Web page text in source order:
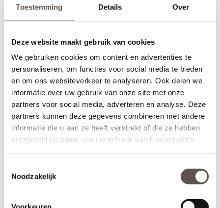
Toestemming Details Over
Deze website maakt gebruik van cookies
We gebruiken cookies om content en advertenties te
personaliseren, om functies voor social media te bieden
en om ons websiteverkeer te analyseren. Ook delen we
informatie over uw gebruik van onze site met onze
partners voor social media, adverteren en analyse. Deze
partners kunnen deze gegevens combineren met andere
informatie die u aan ze heeft verstrekt of die ze hebben
verzameld op basis van uw gebruik van hun services.
Noodzakelijk
Alle Albo Signature DC en DA deuren zijn leverbaar als draai-,
schuif-, taatsdeuren of als dubbele deurenset. Daarnaast zijn de
uitvoering. De deuren kunnen met een kleine meerprijs van 29
euro ook grijs gegrond geleverd worden in plaats van wit gegrond
(RAL 7037), of voor + €39,- zwart gegrond geleverd worden. Het
bijzondere aan de Albo Signature DC en DA deuren is dat ze tot
een hoogte van maar liefst 300 cm gemaakt kunnen worden!
Maatwerk is mogelijk als de gewenste afmeting meer afwijkt dan
de aangegeven marges of als je kiest voor het gemak van deuren
op maat. De prijs en keuze voor maatwerk zijn zichtbaar onder de
beschikbare afmetingen. De levertijd voor maatwerkdeuren is 29
werkdagen.
Controleer nogmaals goed de gekozen afmetingen, kleur en
uitvoering. Albo deuren zijn maatwerkdeuren kunnen niet geruild,